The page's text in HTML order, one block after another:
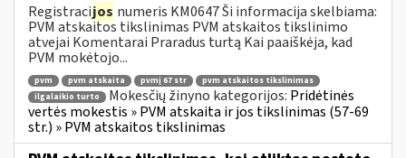
Registracijos numeris KM0647 Ši informacija skelbiama:
PVM atskaitos tikslinimas PVM atskaitos tikslinimo
atvejai Komentarai Praradus turtą Kai paaiškėja, kad
PVM mokėtojo...
pvm pvm atskaita pvmį 67 str
pvm atskaitos tikslinimas
ilgalaikio turto
Mokesčių žinyno kategorijos: Pridėtinės
vertės mokestis » PVM atskaita ir jos tikslinimas (57-69
str.) » PVM atskaitos tikslinimas